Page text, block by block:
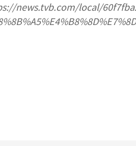
news.tvb.com/local/